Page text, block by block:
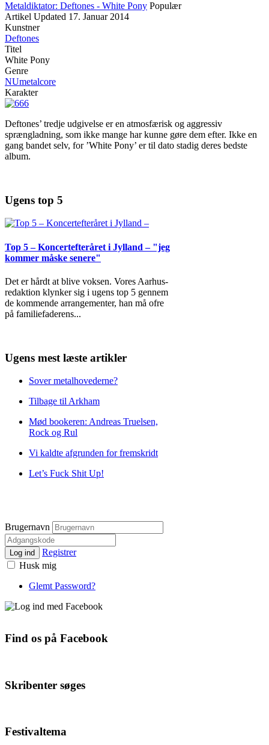
Metaldiktator: Deftones - White Pony Populær
Artikel Updated 17. Januar 2014
Kunstner
Deftones
Titel
White Pony
Genre
NUmetalcore
Karakter
Deftones’ tredje udgivelse er en atmosfærisk og aggressiv
sprængladning, som ikke mange har kunne gøre dem efter. Ikke en
gang bandet selv, for ’White Pony’ er til dato stadig deres bedste
album.
Ugens top 5
Top 5 – Koncertefteråret i Jylland – "jeg
kommer måske senere"
Det er hårdt at blive voksen. Vores Aarhus-
redaktion klynker sig i ugens top 5 gennem
de kommende arrangementer, han må ofre
på familiefaderens...
Ugens mest læste artikler
Sover metalhovederne?
Tilbage til Arkham
Mød bookeren: Andreas Truelsen,
Rock og Rul
Vi kaldte afgrunden for fremskridt
Let’s Fuck Shit Up!
Brugernavn
Log ind
Registrer
Husk mig
Glemt Password?
Find os på Facebook
Skribenter søges
Festivaltema